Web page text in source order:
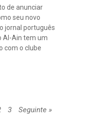
de anunciar
seu novo
jornal português
Al-Ain tem um
com o clube
3 Seguinte »